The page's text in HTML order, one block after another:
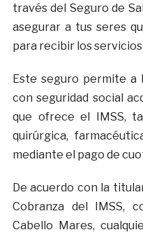
través del Seguro de
asegurar a tus seres
para recibir los
Este seguro permite a
con seguridad social
que ofrece el IMSS,
quirúrgica,
mediante el pago de
De acuerdo con la
Cobranza del IMSS,
Cabello Mares,